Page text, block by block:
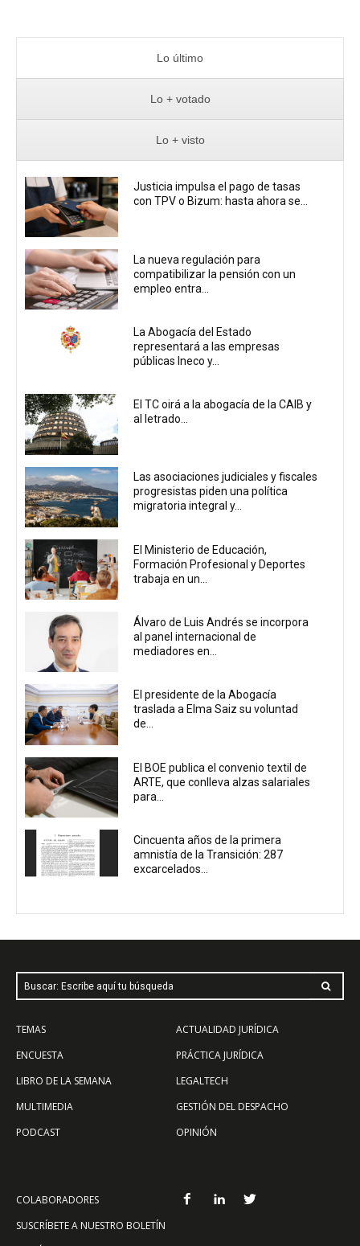
Lo último
Lo + votado
Lo + visto
Justicia impulsa el pago de tasas
con TPV o Bizum: hasta ahora se...
La nueva regulación para
compatibilizar la pensión con un
empleo entra...
La Abogacía del Estado
representará a las empresas
públicas Ineco y...
El TC oirá a la abogacía de la CAIB y
al letrado...
Las asociaciones judiciales y fiscales
progresistas piden una política
migratoria integral y...
El Ministerio de Educación,
Formación Profesional y Deportes
trabaja en un...
Álvaro de Luis Andrés se incorpora
al panel internacional de
mediadores en...
El presidente de la Abogacía
traslada a Elma Saiz su voluntad
de...
El BOE publica el convenio textil de
ARTE, que conlleva alzas salariales
para...
Cincuenta años de la primera
amnistía de la Transición: 287
excarcelados...
Buscar: Escribe aquí tu búsqueda
TEMAS
ENCUESTA
LIBRO DE LA SEMANA
MULTIMEDIA
PODCAST
ACTUALIDAD JURÍDICA
PRÁCTICA JURÍDICA
LEGALTECH
GESTIÓN DEL DESPACHO
OPINIÓN
COLABORADORES
SUSCRÍBETE A NUESTRO BOLETÍN